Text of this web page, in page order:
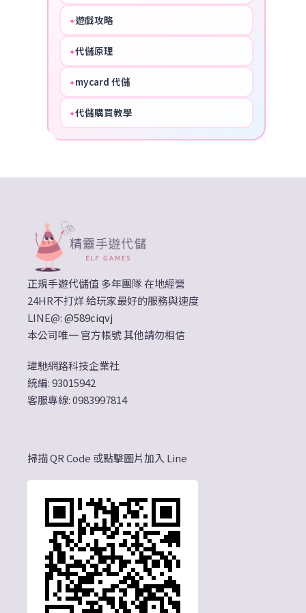
✦遊戲攻略
✦代儲原理
✦mycard 代儲
✦代儲購買教學
正規手遊代儲值 多年團隊 在地經營
24HR不打烊 給玩家最好的服務與速度
LINE@:@589ciqvj
本公司唯一 官方帳號 其他請勿相信
瑋馳網路科技企業社
統編: 93015942
客服專線: 0983997814
掃描 QR Code 或點擊圖片加入 Line